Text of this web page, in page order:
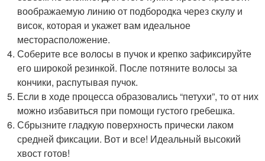
воображаемую линию от подбородка через скулу и
висок, которая и укажет вам идеальное
месторасположение.
Соберите все волосы в пучок и крепко зафиксируйте
его широкой резинкой. После потяните волосы за
кончики, распутывая пучок.
Если в ходе процесса образовались “петухи”, то от них
можно избавиться при помощи густого гребешка.
Сбрызните гладкую поверхность прически лаком
средней фиксации. Вот и все! Идеальный высокий
хвост готов!